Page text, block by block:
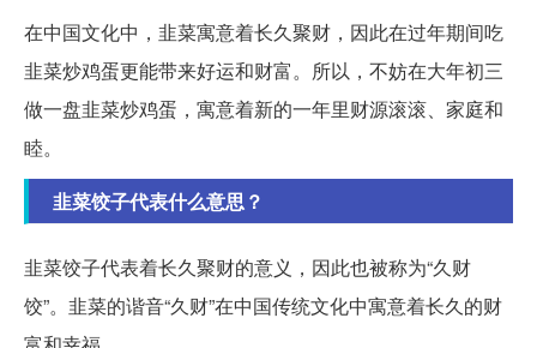
在中国文化中，韭菜寓意着长久聚财，因此在过年期间吃
韭菜炒鸡蛋更能带来好运和财富。所以，不妨在大年初三
做一盘韭菜炒鸡蛋，寓意着新的一年里财源滚滚、家庭和
睦。
韭菜饺子代表什么意思？
韭菜饺子代表着长久聚财的意义，因此也被称为“久财
饺”。韭菜的谐音“久财”在中国传统文化中寓意着长久的财